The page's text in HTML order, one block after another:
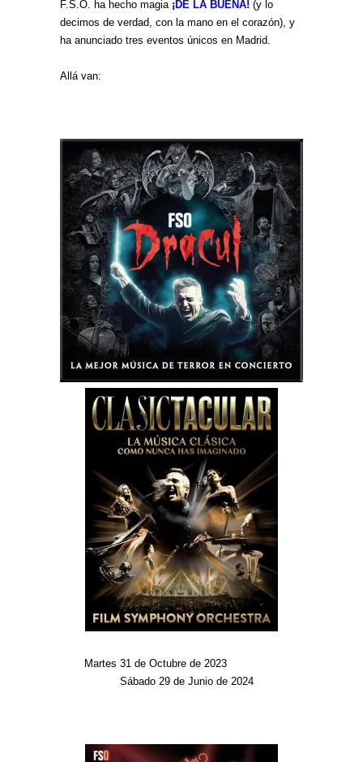
F.S.O. ha hecho magia¡DE LA BUENA! (y lo
decimos de verdad, con la mano en el corazón), y
ha anunciado tres eventos únicos en Madrid.
Allá van:
Martes 31 de Octubre de 2023
Sábado 29 de Junio de 2024